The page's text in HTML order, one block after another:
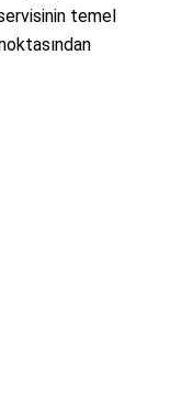
temel